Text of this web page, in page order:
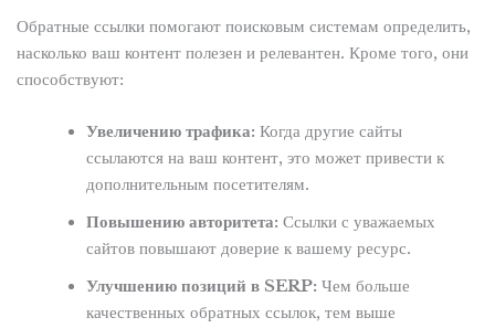
Обратные ссылки помогают поисковым системам определить,
насколько ваш контент полезен и релевантен. Кроме того, они
способствуют:
Увеличению трафика: Когда другие сайты
ссылаются на ваш контент, это может привести к
дополнительным посетителям.
Повышению авторитета: Ссылки с уважаемых
сайтов повышают доверие к вашему ресурс.
Улучшению позиций в SERP: Чем больше
качественных обратных ссылок, тем выше